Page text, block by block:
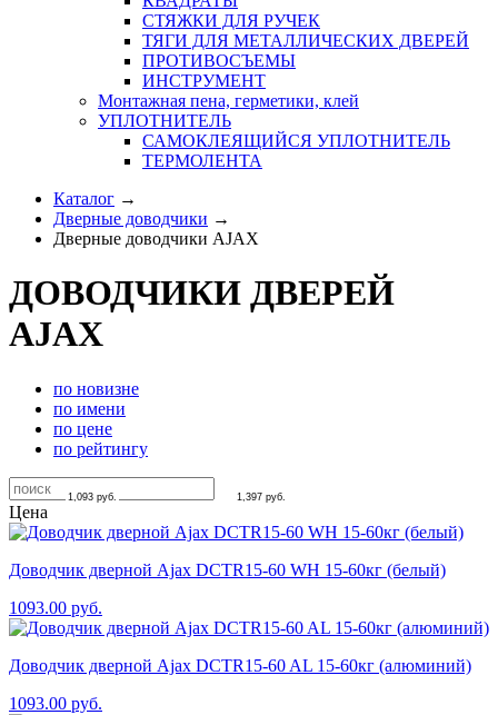
СТЯЖКИ ДЛЯ РУЧЕК
ТЯГИ ДЛЯ МЕТАЛЛИЧЕСКИХ ДВЕРЕЙ
ПРОТИВОСЪЕМЫ
ИНСТРУМЕНТ
Монтажная пена, герметики, клей
УПЛОТНИТЕЛЬ
САМОКЛЕЯЩИЙСЯ УПЛОТНИТЕЛЬ
ТЕРМОЛЕНТА
Каталог →
Дверные доводчики →
Дверные доводчики AJAX
ДОВОДЧИКИ ДВЕРЕЙ
AJAX
по новизне
по имени
по цене
по рейтингу
Цена
1,093 руб. 1,397 руб.
Доводчик дверной Ajax DCTR15-60 WH 15-60кг (белый)
1093.00 руб.
Доводчик дверной Ajax DCTR15-60 AL 15-60кг (алюминий)
1093.00 руб.